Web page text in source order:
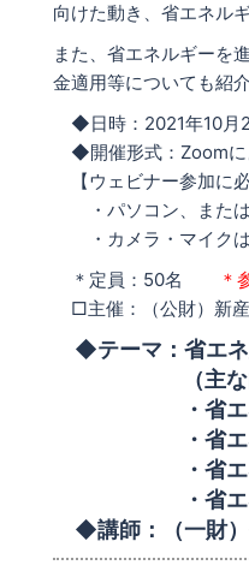
向けた動き、省エネル
また、省エネルギーを
金適用等についても紹介
◆日時：2021年10月
◆開催形式：Zoomに
【ウェビナー参加に必
・パソコン、または
・カメラ・マイクは
＊定員：50名
＊
□主催：（公財）新産
◆テーマ：省エネ
（主な内
・省エネ
・省エネ事
・省エネの
・省エネの
◆講師：（一財